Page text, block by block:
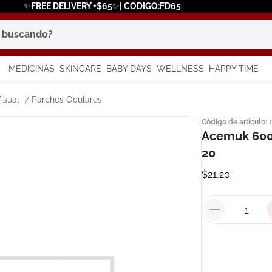
✨FREE DELIVERY +$65✨| CODIGO:FD65
MEDICINAS SKINCARE BABY DAYS WELLNESS HAPPY TIME
Parches Oculares
Código de artículo:
Acemuk
20
$21,20
más buscados